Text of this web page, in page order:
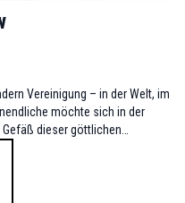
Vereinigung – in der Welt, im
möchte sich in der
dieser göttlichen
Standhaltungen und